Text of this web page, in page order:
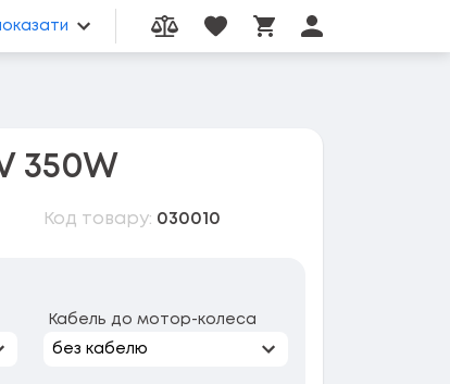
Порівняння товарів
Вибрані товари
Кошик товарів
Особистий
350W
Код товару: 030010
Кабель до мотор-колеса